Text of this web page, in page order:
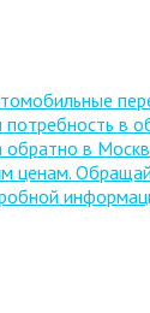
потребность в
обратно в
ценам.